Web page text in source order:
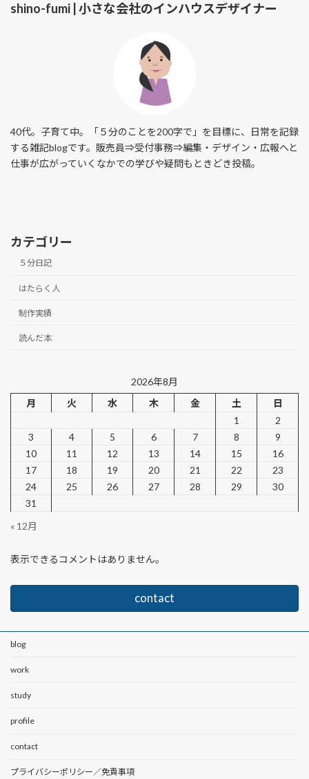
shino-fumi | 小さな会社のインハウスデザイナー
40代。子育て中。「５分のことを200字で」を目標に、日常を記録
する雑記blogです。販売員⇒受付事務⇒編集・デザイン・広報へと
仕事が広がっていくなかでの学びや疑問もときどき投稿。
カテゴリー
５分日記
はたらく人
制作実績
読んだ本
2026年8月
月
火 水 木 金 土
日
1
2
3
4 5 6 7 8
9
10
11 12 13 14 15
16
17
18 19 20 21 22
23
24
25 26 27 28 29
30
31
« 12月
表示できるコメントはありません。
contact
blog
work
study
profile
contact
プライバシーポリシー／免責事項